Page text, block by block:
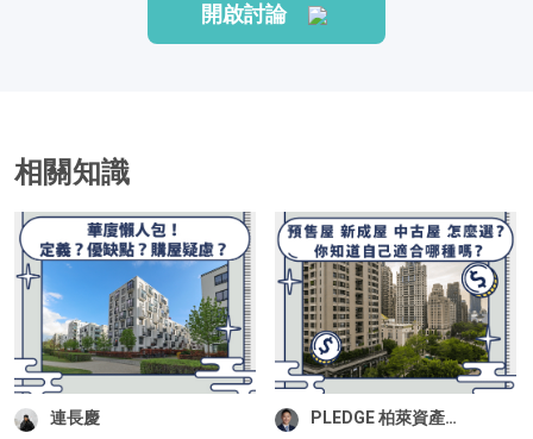
開啟討論
相關知識
連長慶